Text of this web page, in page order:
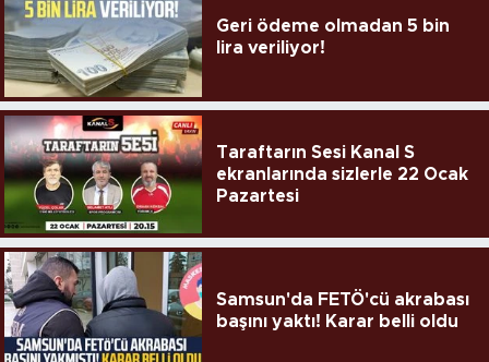
Geri ödeme olmadan 5 bin
lira veriliyor!
Taraftarın Sesi Kanal S
ekranlarında sizlerle 22 Ocak
Pazartesi
Samsun'da FETÖ'cü akrabası
başını yaktı! Karar belli oldu